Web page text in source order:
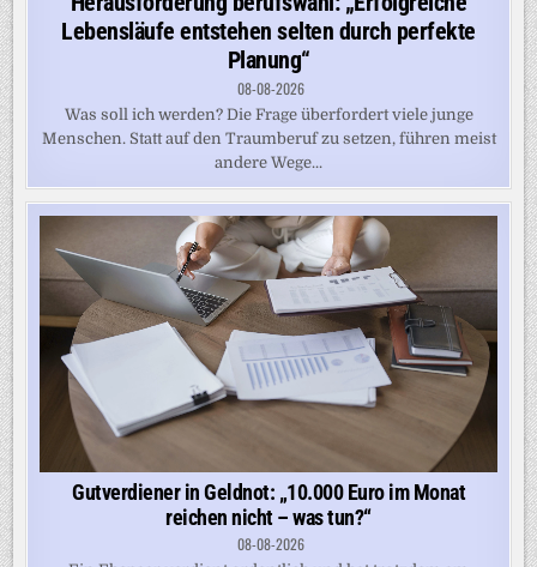
Lebensläufe entstehen selten durch perfekte
Planung“
08-08-2026
Was soll ich werden? Die Frage überfordert viele junge
Menschen. Statt auf den Traumberuf zu setzen, führen meist
andere Wege...
Gutverdiener in Geldnot: „10.000 Euro im Monat
reichen nicht – was tun?“
08-08-2026